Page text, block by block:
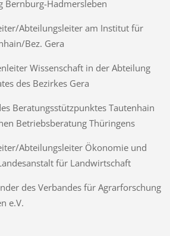
Bernburg-Hadmersleben
Abteilungsleiter am Institut für
Bez. Gera
Wissenschaft in der Abteilung
des Bezirkes Gera
Beratungsstützpunktes Tautenhain
Betriebsberatung Thüringens
Abteilungsleiter Ökonomie und
für Landwirtschaft
des Verbandes für Agrarforschung
e.V.